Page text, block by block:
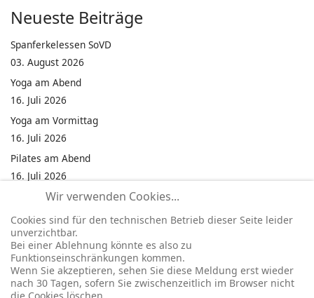
Neueste Beiträge
Spanferkelessen SoVD
03. August 2026
Yoga am Abend
16. Juli 2026
Yoga am Vormittag
16. Juli 2026
Pilates am Abend
16. Juli 2026
Jumping Fitness Intervall
16. Juli 2026
Jumping Fitness Erwachsene
16. Juli 2026
Kinderfest in Neukirchen
16. Juli 2026
Wir verwenden Cookies...
Cookies sind für den technischen Betrieb dieser Seite leider
unverzichtbar.
Bei einer Ablehnung könnte es also zu
Funktionseinschränkungen kommen.
Wenn Sie akzeptieren, sehen Sie diese Meldung erst wieder
nach 30 Tagen, sofern Sie zwischenzeitlich im Browser nicht